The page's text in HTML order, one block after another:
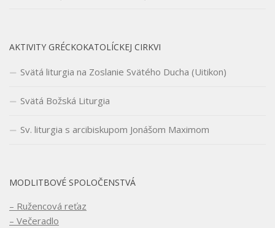
AKTIVITY GRÉCKOKATOLÍCKEJ CIRKVI
Svätá liturgia na Zoslanie Svätého Ducha (Uitikon)
Svätá Božská Liturgia
Sv. liturgia s arcibiskupom Jonášom Maximom
MODLITBOVÉ SPOLOČENSTVÁ
– Ružencová reťaz
– Večeradlo